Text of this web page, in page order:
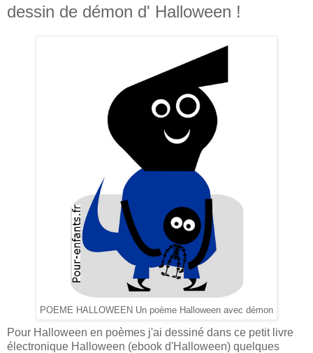
dessin de démon d' Halloween !
POEME HALLOWEEN Un poème Halloween avec démon
Pour Halloween en poèmes j'ai dessiné dans ce petit livre
électronique Halloween (ebook d'Halloween) quelques